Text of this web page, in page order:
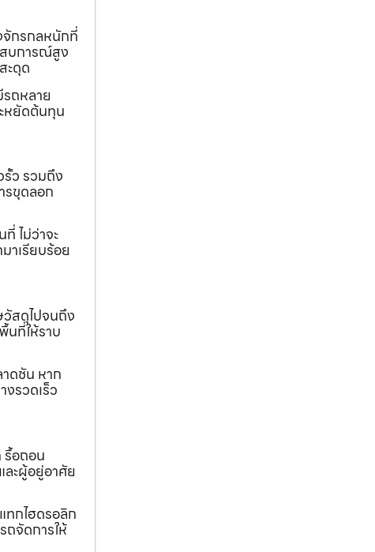
จักรกลหนักที่
บการณ์สูง
ะดุด
ถหลาย
หยัดต้นทุน
ว รวมถึง
รขุดลอก
ไม่ว่าจะ
าเรียบร้อย
สดุไปจนถึง
นที่ให้ราบ
ดชัน หาก
งรวดเร็ว
รื้อถอน
ละผู้อยู่อาศัย
ทกไฮดรอลิก
ถจัดการให้